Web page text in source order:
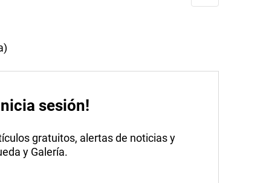
sesión!
gratuitos, alertas de noticias y
y Galería.